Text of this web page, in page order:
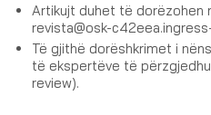
Artikujt duhet të dorëzohen
revista@osk-
Të gjithë dorëshkrimet i
të ekspertëve të
review).